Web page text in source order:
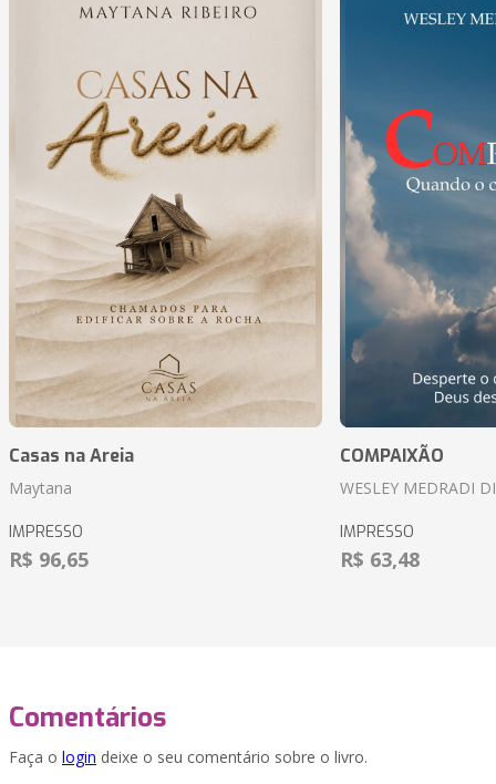
Casas na Areia
Maytana
IMPRESSO
R$ 96,65
COMPAIXÃO
WESLEY MEDRADI
IMPRESSO
R$ 63,48
Comentários
Faça o login deixe o seu comentário sobre o livro.